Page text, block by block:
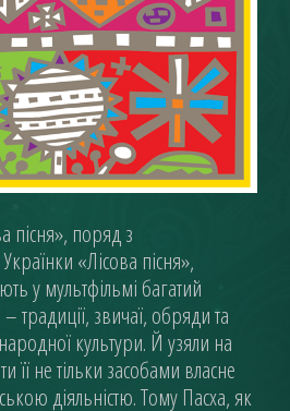
пісня», поряд з
«Лісова пісня»,
у мультфільмі багатий
традиції, звичаї, обряди та
культури. Й узяли на
її не тільки засобами власне
діяльністю. Тому Пасха, як